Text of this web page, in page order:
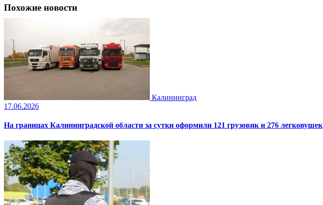
Похожие новости
Калининград
17.06.2026
На границах Калининградской области за сутки оформили 121 грузовик и 276 легковушек